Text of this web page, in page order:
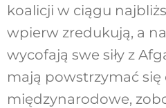
koalicji w ciągu
wpierw zredukują, a
wycofają swe siły z
mają powstrzymać się
międzynarodowe,